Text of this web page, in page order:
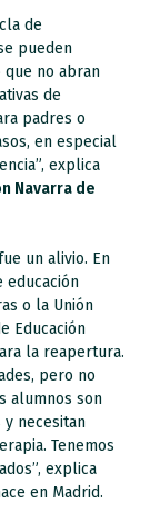
de
pueden
que no abran
de
padres o
en especial
explica
Navarra de
un alivio. En
educación
o la Unión
Educación
la reapertura.
pero no
alumnos son
y necesitan
Tenemos
explica
en Madrid.